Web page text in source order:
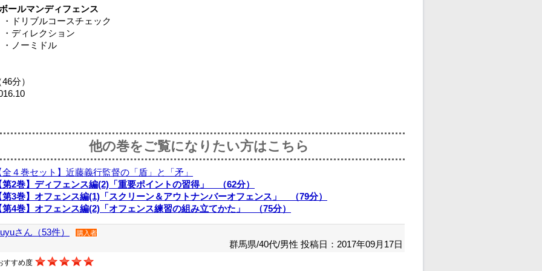
ールマンディフェンス
ドリブルコースチェック
ディレクション
ノーミドル
分）
他の巻をご覧になりたい方はこちら
全４巻セット】近藤義行監督の「盾」と「矛」
第2巻】ディフェンス編(2)「重要ポイントの習得」 （62分）
第3巻】オフェンス編(1)「スクリーン＆アウトナンバーオフェンス」 （79分）
第4巻】オフェンス編(2)「オフェンス練習の組み立てかた」 （75分）
さん（53件） 購入者
群馬県/40代/男性 投稿日：2017年09月17日
すすめ度